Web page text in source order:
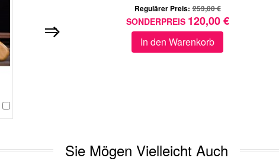
Regulärer Preis: 253,00 €
SONDERPREIS 120,00 €
In den Warenkorb
Sie Mögen Vielleicht Auch